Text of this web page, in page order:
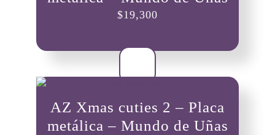
$19,300
AZ Xmas cuties 2 – Placa
metálica – Mundo de Uñas